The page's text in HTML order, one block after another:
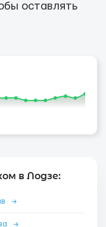
оставлять
в Лодзе:
→
→